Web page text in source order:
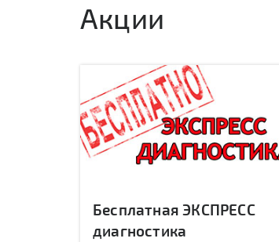
Акции
Бесплатная ЭКСПРЕСС
диагностика